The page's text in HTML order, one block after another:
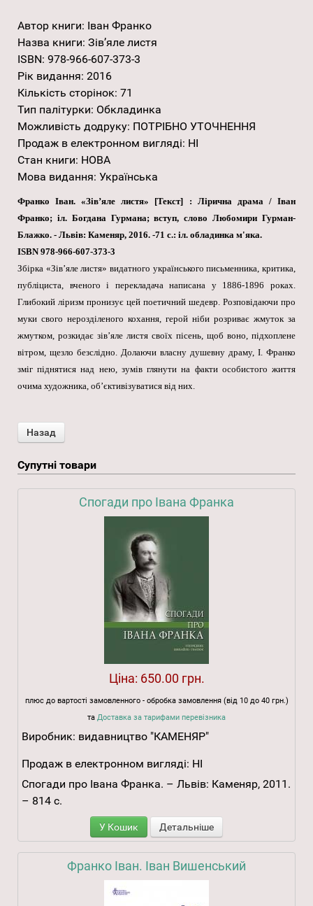
Автор книги: Іван Франко
Назва книги: Зів’яле листя
ISBN: 978-966-607-373-3
Рік видання: 2016
Кількість сторінок: 71
Тип палітурки: Обкладинка
Можливість додруку: ПОТРІБНО УТОЧНЕННЯ
Продаж в електронном вигляді: НІ
Стан книги: НОВА
Мова видання: Українська
Франко Іван. «Зів’яле листя» [Текст] : Лірична драма / Іван
Франко; іл. Богдана Гурмана; вступ, слово Любомири Гурман-
Блажко. - Львів: Каменяр, 2016. -71 с.: іл. обладинка м'яка.
ISBN 978-966-607-373-3
Збірка «Зів’яле листя» видатного українського письменника, критика,
публіциста, вченого і перекладача написана у 1886-1896 роках.
Глибокий ліризм пронизує цей поетичний шедевр. Розповідаючи про
муки свого нерозділеного кохання, герой ніби розриває жмуток за
жмутком, розкидає зів’яле листя своїх пісень, щоб воно, підхоплене
вітром, щезло безслідно. Долаючи власну душевну драму, І. Франко
зміг піднятися над нею, зумів глянути на факти особистого життя
очима художника, об’єктивізуватися від них.
Супутні товари
Спогади про Івана Франка
Ціна: 650.00 грн.
плюс до вартості замовленного - обробка замовлення (від 10 до 40 грн.)
та Доставка за тарифами перевізника
Виробник: видавництво "КАМЕНЯР"
Продаж в електронном вигляді: НІ
Спогади про Івана Франка. – Львів: Каменяр, 2011.
– 814 с.
У Кошик Детальніше
Франко Іван. Іван Вишенський